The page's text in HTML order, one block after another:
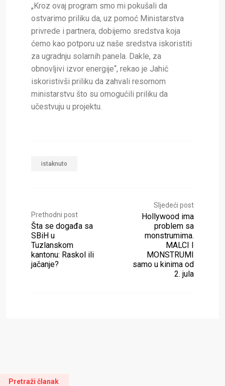
„Kroz ovaj program smo mi pokušali da
ostvarimo priliku da, uz pomoć Ministarstva
privrede i partnera, dobijemo sredstva koja
ćemo kao potporu uz naše sredstva iskoristiti
za ugradnju solarnih panela. Dakle, za
obnovljivi izvor energije“, rekao je Jahić
iskoristivši priliku da zahvali resornom
ministarstvu što su omogućili priliku da
učestvuju u projektu.
istaknuto
Prethodni post
Šta se događa sa
SBiH u
Tuzlanskom
kantonu: Raskol ili
jačanje?
Sljedeći post
Hollywood ima
problem sa
monstrumima.
MALCI I
MONSTRUMI
samo u kinima od
2. jula
Pretraži članak